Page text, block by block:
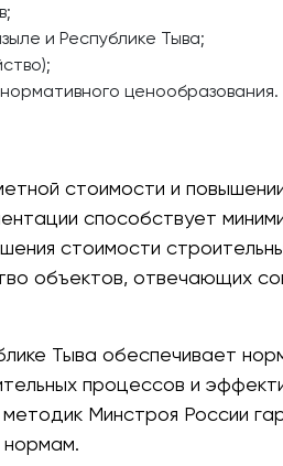
и Республике Тыва;
ценообразования.
стоимости и
способствует
стоимости
объектов, отвечающих
Тыва обеспечивает
процессов и
Минстроя России